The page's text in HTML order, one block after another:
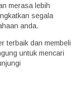
merasa lebih
segala
anda.
terbaik dan membeli
untuk mencari